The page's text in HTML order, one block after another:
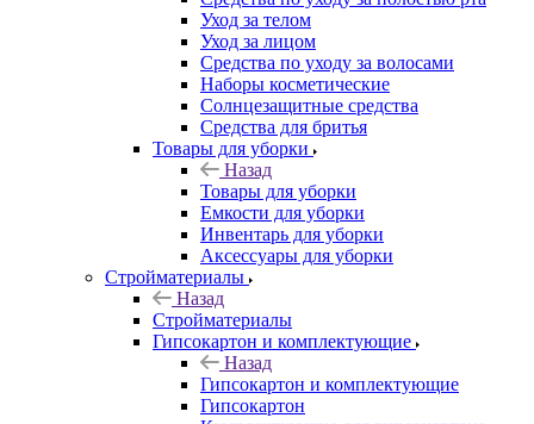
Уход за телом
Уход за лицом
Средства по уходу за волосами
Наборы косметические
Солнцезащитные средства
Средства для бритья
Товары для уборки
Назад
Товары для уборки
Емкости для уборки
Инвентарь для уборки
Аксессуары для уборки
Стройматериалы
Назад
Стройматериалы
Гипсокартон и комплектующие
Назад
Гипсокартон и комплектующие
Гипсокартон